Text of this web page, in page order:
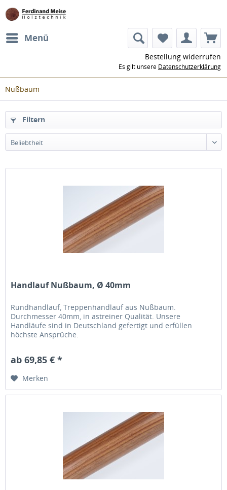
Menü
Bestellung widerrufen
Es gilt unsere Datenschutzerklärung
Nußbaum
Filtern
Handlauf Nußbaum, Ø 40mm
Rundhandlauf, Treppenhandlauf aus Nußbaum.
Durchmesser 40mm, in astreiner Qualität. Unsere
Handläufe sind in Deutschland gefertigt und erfüllen
höchste Ansprüche.
ab 69,85 € *
Merken